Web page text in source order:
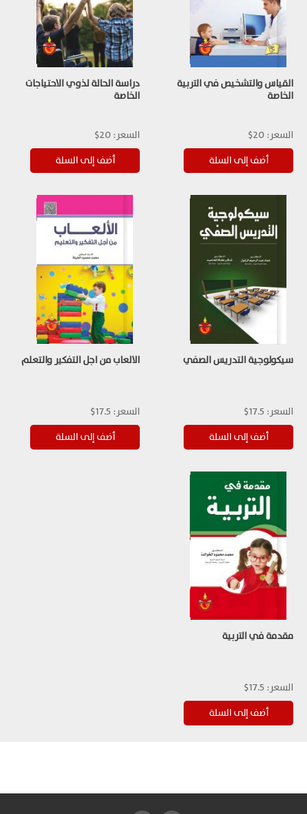
القياس والتشخيص في التربية
الخاصة
السعر: 20$
دراسة الحالة لذوي الاحتياجات
الخاصة
السعر: 20$
سيكولوجية التدريس الصفي
السعر: 17.5$
الالعاب من اجل التفكير والتعلم
السعر: 17.5$
مقدمة في التربية
السعر: 17.5$